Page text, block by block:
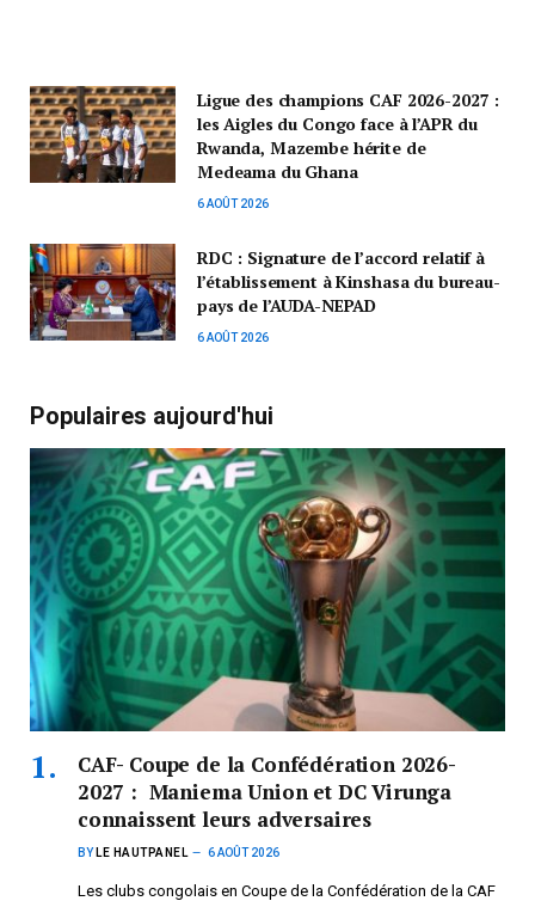
Ligue des champions CAF 2026-2027 :
les Aigles du Congo face à l’APR du
Rwanda, Mazembe hérite de
Medeama du Ghana
6 AOÛT 2026
RDC : Signature de l’accord relatif à
l’établissement à Kinshasa du bureau-
pays de l’AUDA-NEPAD
6 AOÛT 2026
Populaires aujourd'hui
CAF- Coupe de la Confédération 2026-
2027 : Maniema Union et DC Virunga
connaissent leurs adversaires
BY LE HAUTPANEL 6 AOÛT 2026
Les clubs congolais en Coupe de la Confédération de la CAF